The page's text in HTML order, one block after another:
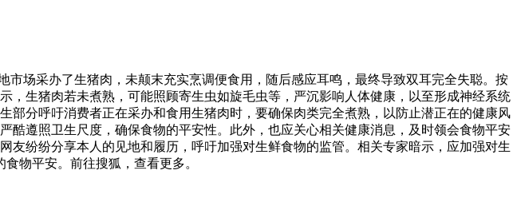
场采办了生猪肉，未颠末充实烹调便食用，随后感应耳鸣，最终导致双耳完全失聪。按
生猪肉若未煮熟，可能照顾寄生虫如旋毛虫等，严沉影响人体健康，以至形成神经系统
分呼吁消费者正在采办和食用生猪肉时，要确保肉类完全煮熟，以防止潜正在的健康风
遵照卫生尺度，确保食物的平安性。此外，也应关心相关健康消息，及时领会食物平安
纷纷分享本人的见地和履历，呼吁加强对生鲜食物的监管。相关专家暗示，应加强对生
物平安。前往搜狐，查看更多。